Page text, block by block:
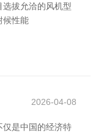
拔允洽的风机型
候性能
2026-04-08
仅是中国的经济特